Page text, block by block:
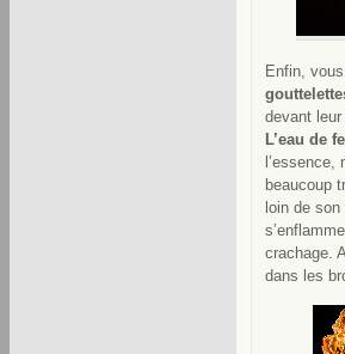
Enfin,
devant
L’eau de
l’essence,
beaucoup
loin de son
crachage.
dans les